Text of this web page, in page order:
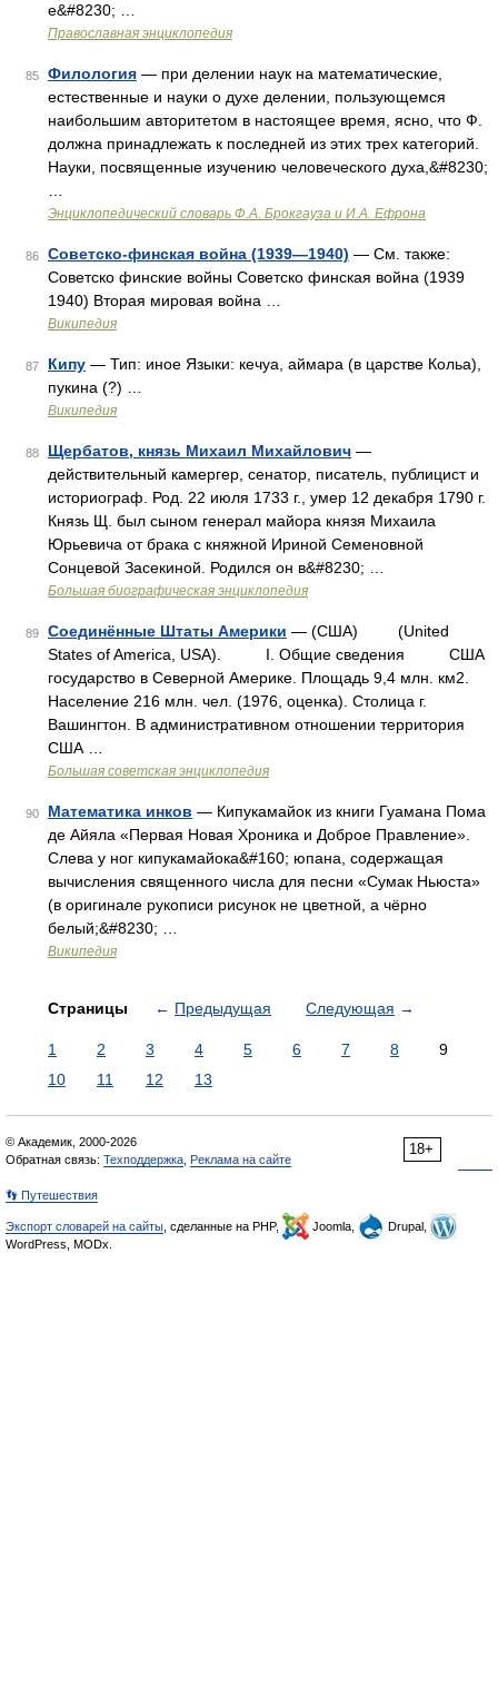
е&#8230; …
Православная энциклопедия
85 Филология — при делении наук на математические,
естественные и науки о духе делении, пользующемся
наибольшим авторитетом в настоящее время, ясно, что Ф.
должна принадлежать к последней из этих трех категорий.
Науки, посвященные изучению человеческого духа,&#8230;
Энциклопедический словарь Ф.А. Брокгауза и И.А. Ефрона
86 Советско-финская война (1939—1940) — См. также:
Советско финские войны Советско финская война (1939
1940) Вторая мировая война …
Википедия
87 Кипу — Тип: иное Языки: кечуа, аймара (в царстве Кольа),
пукина (?) …
Википедия
88 Щербатов, князь Михаил Михайлович —
действительный камергер, сенатор, писатель, публицист и
историограф. Род. 22 июля 1733 г., умер 12 декабря 1790 г.
Князь Щ. был сыном генерал майора князя Михаила
Юрьевича от брака с княжной Ириной Семеновной
Сонцевой Засекиной. Родился он в&#8230; …
Большая биографическая энциклопедия
89 Соединённые Штаты Америки — (США) (United
States of America, USA). I. Общие сведения США
государство в Северной Америке. Площадь 9,4 млн. км2.
Население 216 млн. чел. (1976, оценка). Столица г.
Вашингтон. В административном отношении территория
США …
Большая советская энциклопедия
90 Математика инков — Кипукамайок из книги Гуамана Пома
де Айяла «Первая Новая Хроника и Доброе Правление».
Слева у ног кипукамайока&#160; юпана, содержащая
вычисления священного числа для песни «Сумак Ньюста»
(в оригинале рукописи рисунок не цветной, а чёрно
белый;&#8230; …
Википедия
Страницы ← Предыдущая Следующая →
1 2 3 4 5 6 7 8
9
10
11 12 13
18+
© Академик, 2000-2026
Обратная связь: Техподдержка Реклама на сайте
👣 Путешествия
Экспорт словарей на сайты , сделанные на PHP, Joomla,
Drupal,
WordPress, MODx.